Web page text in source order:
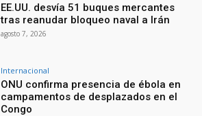
EE.UU. desvía 51 buques mercantes
tras reanudar bloqueo naval a Irán
agosto 7, 2026
Internacional
ONU confirma presencia de ébola en
campamentos de desplazados en el
Congo